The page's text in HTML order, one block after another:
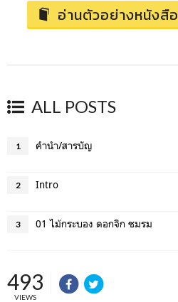
อ่านตัวอย่างหนังสือ
ALL POSTS
1 คำนำ/สารบัญ
2 Intro
3 01 ไม้กระบอง ดอกจิก ชมรม
493
VIEWS